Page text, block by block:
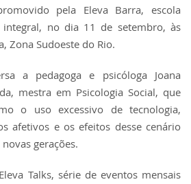
pela Eleva Barra, escola
no dia 11 de setembro, às
Zona Sudoeste do Rio.
a pedagoga e psicóloga Joana
mestra em Psicologia Social, que
o uso excessivo de tecnologia,
afetivos e os efeitos desse cenário
gerações.
Talks, série de eventos mensais